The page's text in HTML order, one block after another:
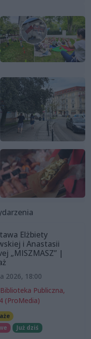
Elżbiety
i Anastasii
„MISZMASZ” |
2026, 18:00
Publiczna,
(ProMedia)
Już dziś